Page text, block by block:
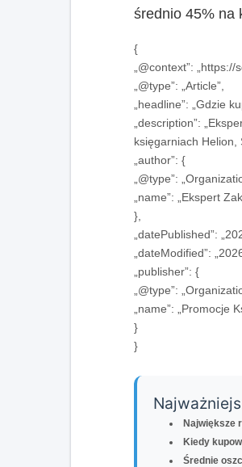
średnio 45% na
{
„@context”: „https://
„@type”: „Article”,
„headline”: „Gdzie
„description”:
księgarniach Helion,
„author”: {
„@type”:
„name”: „Ekspert
},
„datePublished”:
„dateModified”:
„publisher”: {
„@type”:
„name”: „Promocje
}
}
Największe
Kiedy
Średnie